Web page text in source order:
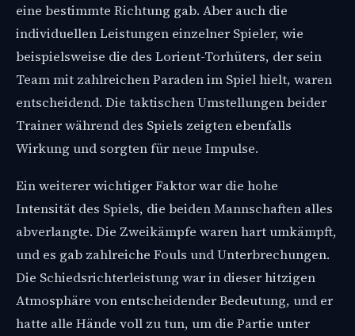
eine bestimmte Richtung gab. Aber auch die
individuellen Leistungen einzelner Spieler, wie
beispielsweise die des Lorient-Torhüters, der sein
Team mit zahlreichen Paraden im Spiel hielt, waren
entscheidend. Die taktischen Umstellungen beider
Trainer während des Spiels zeigten ebenfalls
Wirkung und sorgten für neue Impulse.
Ein weiterer wichtiger Faktor war die hohe
Intensität des Spiels, die beiden Mannschaften alles
abverlangte. Die Zweikämpfe waren hart umkämpft,
und es gab zahlreiche Fouls und Unterbrechungen.
Die Schiedsrichterleistung war in dieser hitzigen
Atmosphäre von entscheidender Bedeutung, und er
hatte alle Hände voll zu tun, um die Partie unter